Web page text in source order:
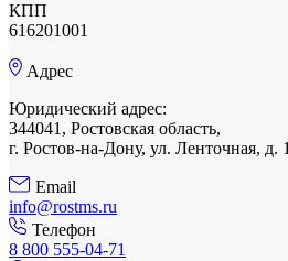
КПП
616201001
Адрес
Юридический адрес:
344041, Ростовская область,
г. Ростов-на-Дону, ул. Ленточная, д.
Email
info@rostms.ru
Телефон
8 800 555-04-71